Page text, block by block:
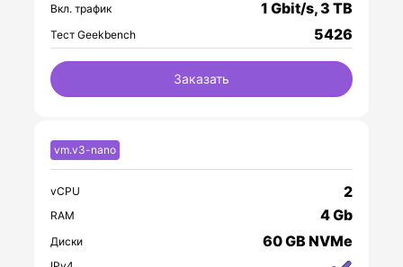
Вкл. трафик
1 Gbit/s, 3 TB
Тест Geekbench 5426
Заказать
vm.v3-nano
vCPU 2
RAM 4 Gb
Диски 60 GB NVMe